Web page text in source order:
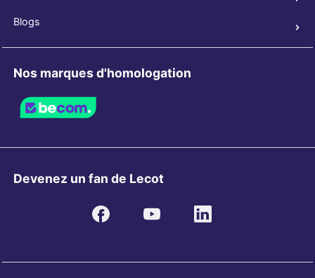
Blogs
Nos marques d'homologation
Devenez un fan de Lecot